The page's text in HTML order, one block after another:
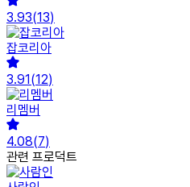
3.93(13)
잡코리아
3.91(12)
리멤버
4.08(7)
관련 프로덕트